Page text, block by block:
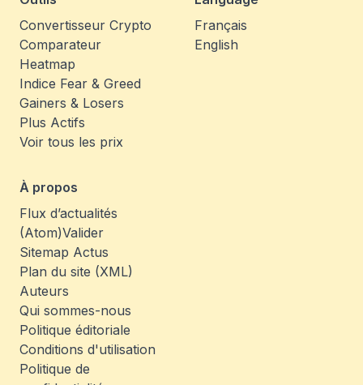
Convertisseur Crypto
Comparateur
Heatmap
Indice Fear & Greed
Gainers & Losers
Plus Actifs
Voir tous les prix
Français
English
À propos
Flux d’actualités
(Atom)Valider
Sitemap Actus
Plan du site (XML)
Auteurs
Qui sommes-nous
Politique éditoriale
Conditions d'utilisation
Politique de